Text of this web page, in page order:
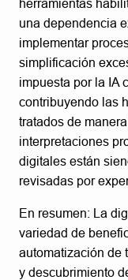
herramientas
una dependencia
implementar
simplificación
impuesta por la IA
contribuyendo las
tratados de
interpretaciones
digitales están
revisadas por
En resumen: La
variedad de
automatización de
y descubrimiento